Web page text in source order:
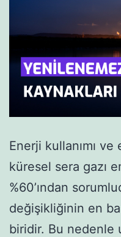
Enerji kullanımı
küresel sera gazı
%60’ından
değişikliğinin en
biridir. Bu nedenle